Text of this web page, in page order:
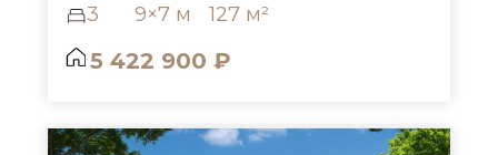
3 9×7 м 127 м²
5 422 900 ₽